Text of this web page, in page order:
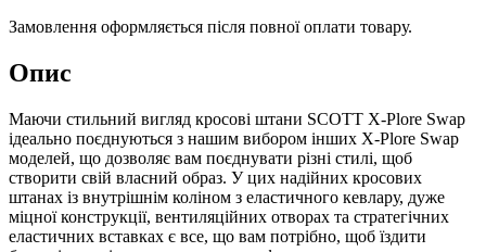
Замовлення оформляється після повної оплати товару.
Опис
Маючи стильний вигляд кросові штани SCOTT X-Plore Swap
ідеально поєднуються з нашим вибором інших X-Plore Swap
моделей, що дозволяє вам поєднувати різні стилі, щоб
створити свій власний образ. У цих надійних кросових
штанах із внутрішнім коліном з еластичного кевлару, дуже
міцної конструкції, вентиляційних отворах та стратегічних
еластичних вставках є все, що вам потрібно, щоб їздити